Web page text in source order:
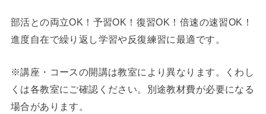
部活との両立OK！予習OK！復習OK！倍速の速習OK！
進度自在で繰り返し学習や反復練習に最適です。
※講座・コースの開講は教室により異なります。くわし
くは各教室にご確認ください。別途教材費が必要になる
場合があります。